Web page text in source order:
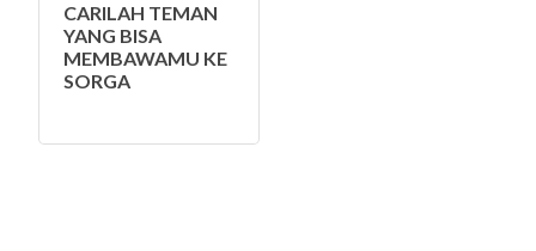
CARILAH TEMAN
YANG BISA
MEMBAWAMU KE
SORGA